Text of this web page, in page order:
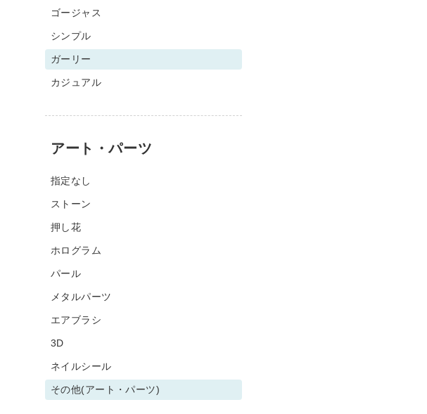
ゴージャス
シンプル
ガーリー
カジュアル
アート・パーツ
指定なし
ストーン
押し花
ホログラム
パール
メタルパーツ
エアブラシ
3D
ネイルシール
その他(アート・パーツ)